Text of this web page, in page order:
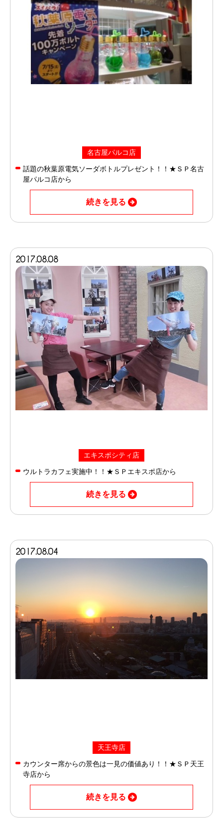
名古屋パルコ店
話題の秋葉原電気ソーダボトルプレゼント！！★ＳＰ名古
屋パルコ店から
続きを見る
2017.08.08
エキスポシティ店
ウルトラカフェ実施中！！★ＳＰエキスポ店から
続きを見る
2017.08.04
天王寺店
カウンター席からの景色は一見の価値あり！！★ＳＰ天王
寺店から
続きを見る